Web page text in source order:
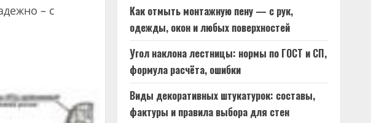
– с
Как отмыть монтажную пену — с рук,
одежды, окон и любых поверхностей
Угол наклона лестницы: нормы по ГОСТ и СП,
формула расчёта, ошибки
Виды декоративных штукатурок: составы,
фактуры и правила выбора для стен